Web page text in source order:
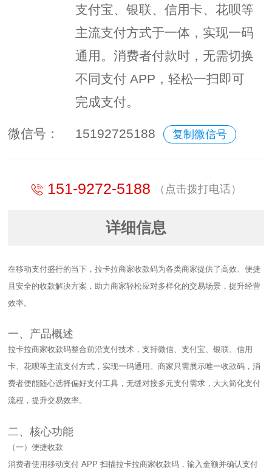
支付宝、银联、信用卡、花呗等
主流支付方式于一体，实现一码
通用。消费者付款时，无需切换
不同支付 APP，轻松一扫即可
完成支付。
微信号： 15192725188 复制微信号
151-9272-5188 （点击拨打电话）
详细信息
在移动支付盛行的当下，拉卡拉商家收款码为各类商家提供了高效、便捷
且安全的收款解决方案，助力商家轻松应对多样化的交易场景，提升经营
效率。​
一、产品概述​
拉卡拉商家收款码整合前沿支付技术，支持微信、支付宝、银联、信用
卡、花呗等主流支付方式，实现一码通用。商家只需展示唯一收款码，消
费者便能随心选择偏好支付工具，无缝对接多元支付需求，大大简化支付
流程，提升交易效率。​
二、核心功能​
（一）便捷收款​
消费者使用移动支付 APP 扫描拉卡拉商家收款码，输入金额并确认支付